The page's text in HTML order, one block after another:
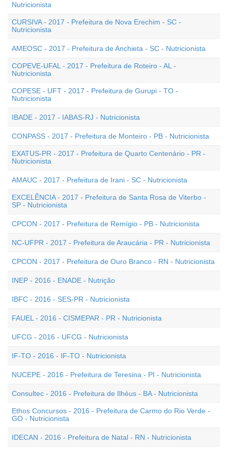
Nutricionista
CURSIVA - 2017 - Prefeitura de Nova Erechim - SC -
Nutricionista
AMEOSC - 2017 - Prefeitura de Anchieta - SC - Nutricionista
COPEVE-UFAL - 2017 - Prefeitura de Roteiro - AL -
Nutricionista
COPESE - UFT - 2017 - Prefeitura de Gurupi - TO -
Nutricionista
IBADE - 2017 - IABAS-RJ - Nutricionista
CONPASS - 2017 - Prefeitura de Monteiro - PB - Nutricionista
EXATUS-PR - 2017 - Prefeitura de Quarto Centenário - PR -
Nutricionista
AMAUC - 2017 - Prefeitura de Irani - SC - Nutricionista
EXCELÊNCIA - 2017 - Prefeitura de Santa Rosa de Viterbo -
SP - Nutricionista
CPCON - 2017 - Prefeitura de Remígio - PB - Nutricionista
NC-UFPR - 2017 - Prefeitura de Araucária - PR - Nutricionista
CPCON - 2017 - Prefeitura de Ouro Branco - RN - Nutricionista
INEP - 2016 - ENADE - Nutrição
IBFC - 2016 - SES-PR - Nutricionista
FAUEL - 2016 - CISMEPAR - PR - Nutricionista
UFCG - 2016 - UFCG - Nutricionista
IF-TO - 2016 - IF-TO - Nutricionista
NUCEPE - 2016 - Prefeitura de Teresina - PI - Nutricionista
Consultec - 2016 - Prefeitura de Ilhéus - BA - Nutricionista
Ethos Concursos - 2016 - Prefeitura de Carmo do Rio Verde -
GO - Nutricionista
IDECAN - 2016 - Prefeitura de Natal - RN - Nutricionista